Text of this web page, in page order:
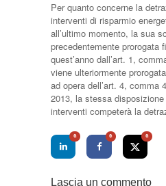
Per quanto concerne la
interventi di risparmio
all’ultimo momento, la sua
precedentemente prorogata
quest’anno dall’art. 1,
viene ulteriormente
ad opera dell’art. 4, comma
2013, la stessa
interventi competerà la
0 0 0
Lascia un commento